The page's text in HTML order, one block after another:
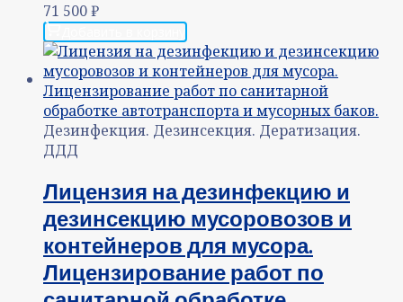
71 500₽
Дезинфекция. Дезинсекция. Дератизация.
ДДД
Лицензия на дезинфекцию и
дезинсекцию мусоровозов и
контейнеров для мусора.
Лицензирование работ по